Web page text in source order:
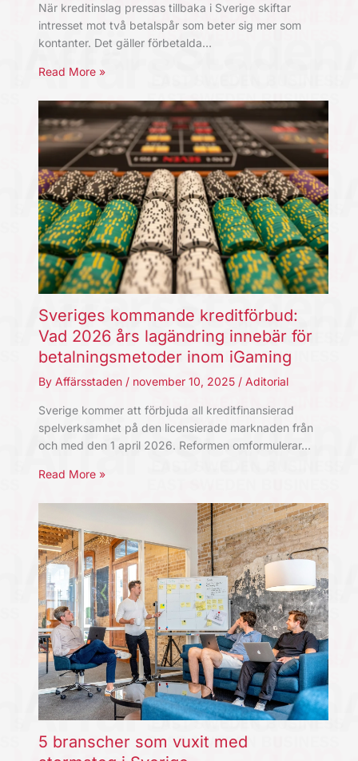
När kreditinslag pressas tillbaka i Sverige skiftar
intresset mot två betalspår som beter sig mer som
kontanter. Det gäller förbetalda…
Read More »
Sveriges kommande kreditförbud:
Vad 2026 års lagändring innebär för
betalningsmetoder inom iGaming
By Affärsstaden / november 10, 2025 / Aditorial
Sverige kommer att förbjuda all kreditfinansierad
spelverksamhet på den licensierade marknaden från
och med den 1 april 2026. Reformen omformulerar…
Read More »
5 branscher som vuxit med